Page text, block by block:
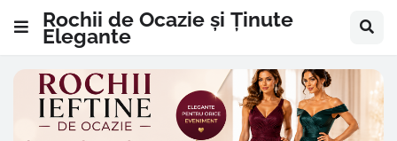
Rochii de Ocazie și Ținute
Elegante